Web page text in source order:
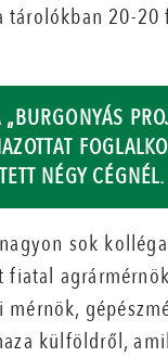
tárolókban 20-20
NÉGY CÉGNÉL.
sok
fiatal
külföldről,